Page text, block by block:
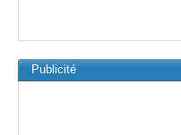
Publicité